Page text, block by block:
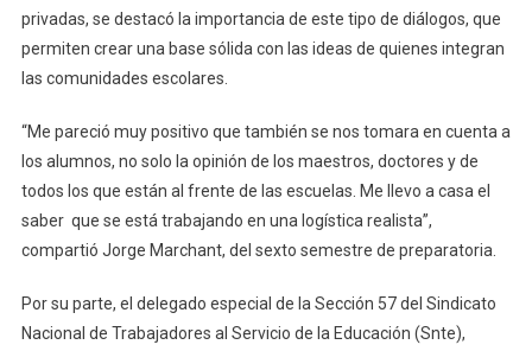
privadas, se destacó la importancia de este tipo de diálogos, que
permiten crear una base sólida con las ideas de quienes integran
las comunidades escolares.
“Me pareció muy positivo que también se nos tomara en cuenta a
los alumnos, no solo la opinión de los maestros, doctores y de
todos los que están al frente de las escuelas. Me llevo a casa el
saber que se está trabajando en una logística realista”,
compartió Jorge Marchant, del sexto semestre de preparatoria.
Por su parte, el delegado especial de la Sección 57 del Sindicato
Nacional de Trabajadores al Servicio de la Educación (Snte),